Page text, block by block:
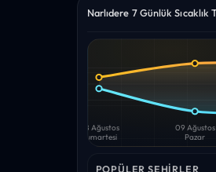
Narlıdere 7 Günlük
—
Düşük
08 Ağustos
Cumartesi
09 Ağustos
Pazar
POPÜLER ŞEHIRLER